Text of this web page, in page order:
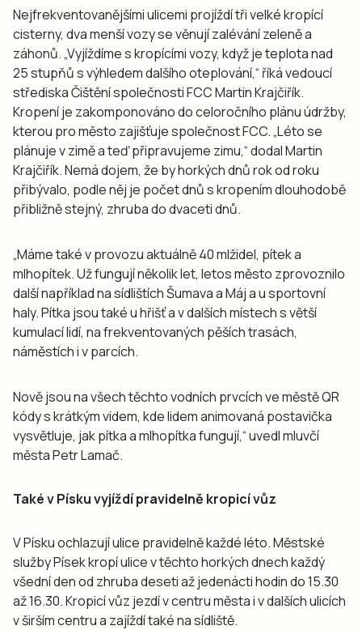
Nejfrekventovanějšími ulicemi projíždí tři velké kropící
cisterny, dva menší vozy se věnují zalévání zeleně a
záhonů. „Vyjíždíme s kropícími vozy, když je teplota nad
25 stupňů s výhledem dalšího oteplování,“ říká vedoucí
střediska Čištění společnosti FCC Martin Krajčiřík.
Kropení je zakomponováno do celoročního plánu údržby,
kterou pro město zajišťuje společnost FCC. „Léto se
plánuje v zimě a teď připravujeme zimu,“ dodal Martin
Krajčiřík. Nemá dojem, že by horkých dnů rok od roku
přibývalo, podle něj je počet dnů s kropením dlouhodobě
přibližně stejný, zhruba do dvaceti dnů.
„Máme také v provozu aktuálně 40 mlžidel, pítek a
mlhopítek. Už fungují několik let, letos město zprovoznilo
další například na sídlištích Šumava a Máj a u sportovní
haly. Pítka jsou také u hřišť a v dalších místech s větší
kumulací lidí, na frekventovaných pěších trasách,
náměstích i v parcích.
Nově jsou na všech těchto vodních prvcích ve městě QR
kódy s krátkým videm, kde lidem animovaná postavička
vysvětluje, jak pítka a mlhopítka fungují,“ uvedl mluvčí
města Petr Lamač.
Také v Písku vyjíždí pravidelně kropicí vůz
V Písku ochlazují ulice pravidelně každé léto. Městské
služby Písek kropí ulice v těchto horkých dnech každý
všední den od zhruba deseti až jedenácti hodin do 15.30
až 16.30. Kropicí vůz jezdí v centru města i v dalších ulicích
v širším centru a zajíždí také na sídliště.